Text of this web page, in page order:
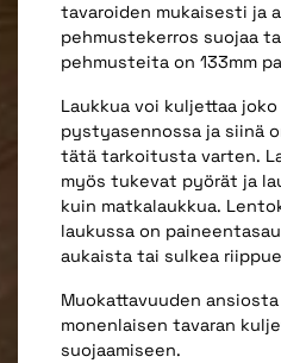
tavaroiden mukaisesti ja
pehmustekerros suojaa
pehmusteita on 133mm
Laukkua voi kuljettaa
pystyasennossa ja siinä
tätä tarkoitusta varten.
myös tukevat pyörät ja
kuin matkalaukkua.
laukussa on
aukaista tai sulkea
Muokattavuuden
monenlaisen tavaran
suojaamiseen.